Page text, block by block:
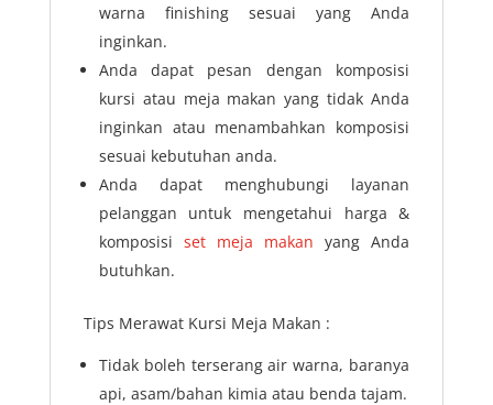
warna finishing sesuai yang Anda
inginkan.
Anda dapat pesan dengan komposisi
kursi atau meja makan yang tidak Anda
inginkan atau menambahkan komposisi
sesuai kebutuhan anda.
Anda dapat menghubungi layanan
pelanggan untuk mengetahui harga &
komposisi set meja makan yang Anda
butuhkan.
Tips Merawat Kursi Meja Makan :
Tidak boleh terserang air warna, baranya
api, asam/bahan kimia atau benda tajam.